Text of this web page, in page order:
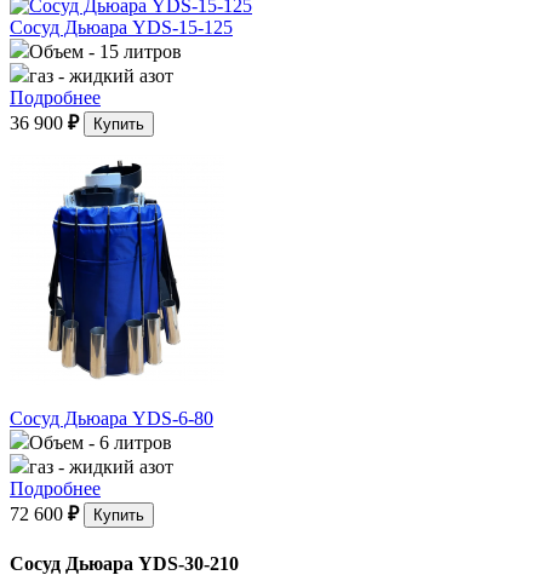
Сосуд Дьюара YDS-15-125
Объем - 15 литров
газ - жидкий азот
Подробнее
36 900 ₽ Купить
Сосуд Дьюара YDS-6-80
Объем - 6 литров
газ - жидкий азот
Подробнее
72 600 ₽ Купить
Сосуд Дьюара YDS-30-210